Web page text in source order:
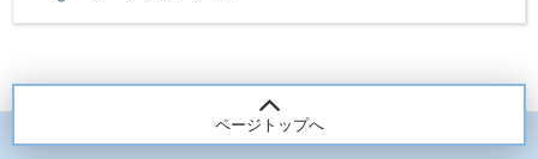
ページトップへ